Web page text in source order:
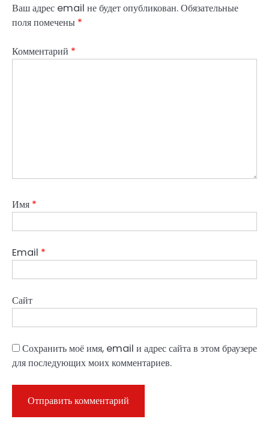
Ваш адрес email не будет опубликован.Обязательные
поля помечены *
Комментарий *
Имя *
Email *
Сайт
Сохранить моё имя, email и адрес сайта в этом браузере
для последующих моих комментариев.